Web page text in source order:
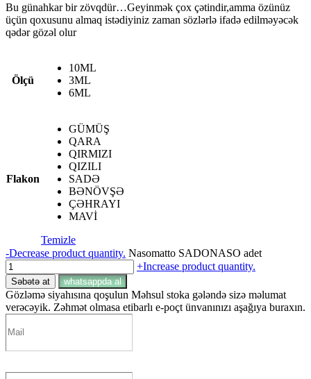
Bu günahkar bir zövqdür…Geyinmək çox çətindir,amma özünüz
üçün qoxusunu almaq istədiyiniz zaman sözlərlə ifadə edilməyəcək
qədər gözəl olur
Ölçü
10ML
3ML
6ML
Flakon
GÜMÜŞ
QARA
QIRMIZI
QIZILI
SADƏ
BƏNÖVŞƏ
ÇƏHRAYI
MAVİ
Temizle
-Decrease product quantity. Nasomatto SADONASO adet
+Increase product quantity.
Səbətə at whatsappda al
Gözləmə siyahısına qoşulun Məhsul stoka gələndə sizə məlumat
verəcəyik. Zəhmət olmasa etibarlı e-poçt ünvanınızı aşağıya buraxın.